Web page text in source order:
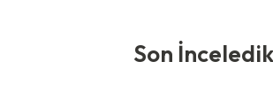
Son